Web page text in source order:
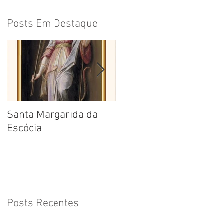
Posts Em Destaque
Santa Margarida da
Escócia
Posts Recentes